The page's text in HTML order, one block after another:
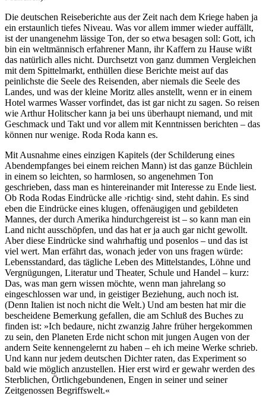
Die deutschen Reiseberichte aus der Zeit nach dem Kriege haben ja
ein erstaunlich tiefes Niveau. Was vor allem immer wieder auffällt,
ist der unangenehm lässige Ton, der so etwa besagen soll: Gott, ich
bin ein weltmännisch erfahrener Mann, ihr Kaffern zu Hause wißt
das natürlich alles nicht. Durchsetzt von ganz dummen Vergleichen
mit dem Spittelmarkt, enthüllen diese Berichte meist auf das
peinlichste die Seele des Reisenden, aber niemals die Seele des
Landes, und was der kleine Moritz alles anstellt, wenn er in einem
Hotel warmes Wasser vorfindet, das ist gar nicht zu sagen. So reisen
wie Arthur Holitscher kann ja bei uns überhaupt niemand, und mit
Geschmack und Takt und vor allem mit Kenntnissen berichten – das
können nur wenige. Roda Roda kann es.
Mit Ausnahme eines einzigen Kapitels (der Schilderung eines
Abendempfanges bei einem reichen Mann) ist das ganze Büchlein
in einem so leichten, so harmlosen, so angenehmen Ton
geschrieben, dass man es hintereinander mit Interesse zu Ende liest.
Ob Roda Rodas Eindrücke alle ›richtig‹ sind, steht dahin. Es sind
eben die Eindrücke eines klugen, offenäugigen und gebildeten
Mannes, der durch Amerika hindurchgereist ist – so kann man ein
Land nicht ausschöpfen, und das hat er ja auch gar nicht gewollt.
Aber diese Eindrücke sind wahrhaftig und posenlos – und das ist
viel wert. Man erfährt das, wonach jeder von uns fragen würde:
Lebensstandard, das tägliche Leben des Mittelstandes, Löhne und
Vergnügungen, Literatur und Theater, Schule und Handel – kurz:
Das, was man gern wissen möchte, wenn man jahrelang so
eingeschlossen war und, in geistiger Beziehung, auch noch ist.
(Denn Italien ist noch nicht die Welt.) Und am besten hat mir die
bescheidene Bemerkung gefallen, die am Schluß des Buches zu
finden ist: »Ich bedaure, nicht zwanzig Jahre früher hergekommen
zu sein, den Planeten Erde nicht schon mit jungen Augen von der
andern Seite kennengelernt zu haben – eh ich meine Werke schrieb.
Und kann nur jedem deutschen Dichter raten, das Experiment so
bald wie möglich anzustellen. Hier erst wird er gewahr werden des
Sterblichen, Örtlichgebundenen, Engen in seiner und seiner
Zeitgenossen Begriffswelt.«